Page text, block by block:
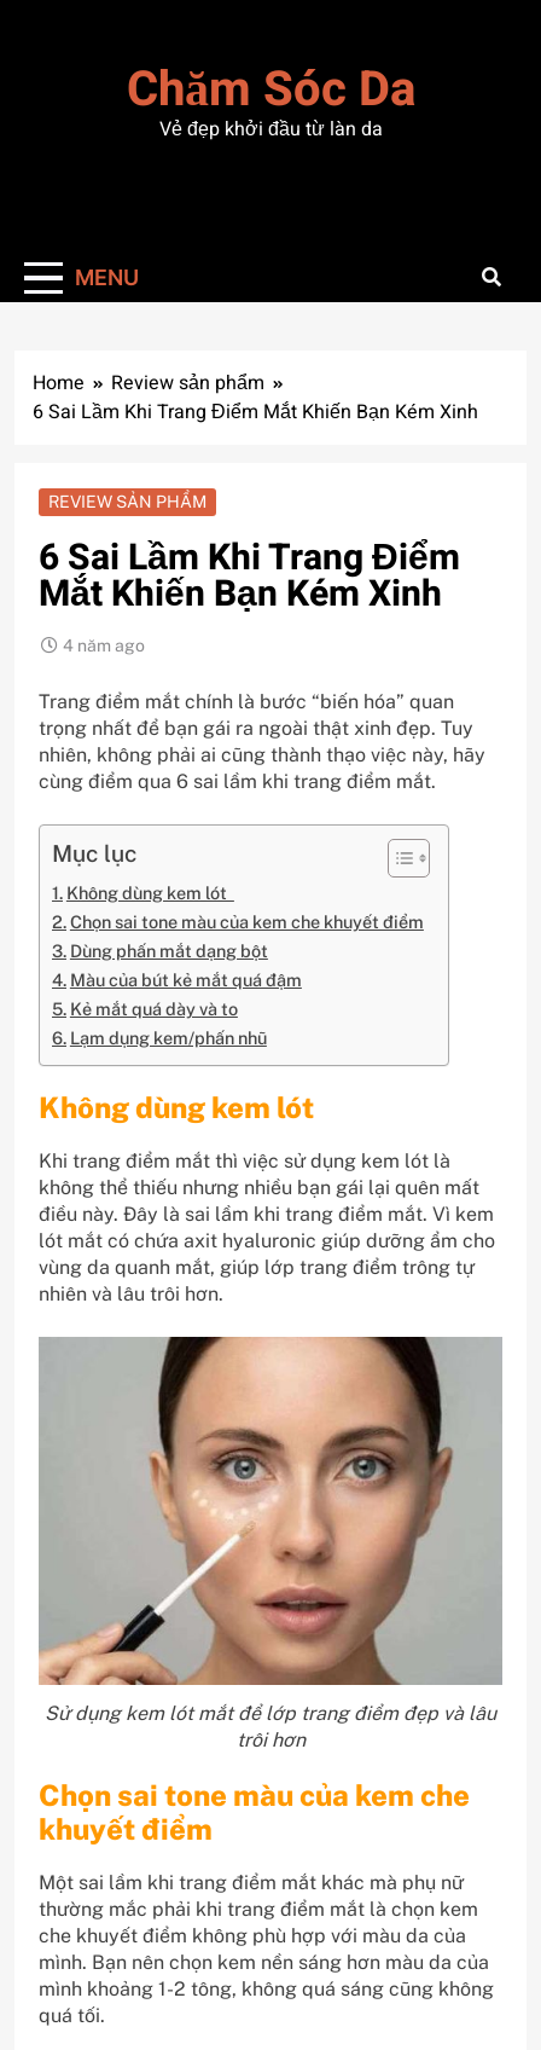
Chăm Sóc Da
Vẻ đẹp khởi đầu từ làn da
MENU
Home
Review sản phẩm
6 Sai Lầm Khi Trang Điểm Mắt Khiến Bạn Kém Xinh
REVIEW SẢN PHẨM
6 Sai Lầm Khi Trang Điểm
Mắt Khiến Bạn Kém Xinh
4 năm ago
Trang điểm mắt chính là bước “biến hóa” quan
trọng nhất để bạn gái ra ngoài thật xinh đẹp. Tuy
nhiên, không phải ai cũng thành thạo việc này, hãy
cùng điểm qua 6 sai lầm khi trang điểm mắt.
Mục lục
Không dùng kem lót
Chọn sai tone màu của kem che khuyết điểm
Dùng phấn mắt dạng bột
Màu của bút kẻ mắt quá đậm
Kẻ mắt quá dày và to
Lạm dụng kem/phấn nhũ
Không dùng kem lót
Khi trang điểm mắt thì việc sử dụng kem lót là
không thể thiếu nhưng nhiều bạn gái lại quên mất
điều này. Đây là sai lầm khi trang điểm mắt. Vì kem
lót mắt có chứa axit hyaluronic giúp dưỡng ẩm cho
vùng da quanh mắt, giúp lớp trang điểm trông tự
nhiên và lâu trôi hơn.
Sử dụng kem lót mắt để lớp trang điểm đẹp và lâu
trôi hơn
Chọn sai tone màu của kem che
khuyết điểm
Một sai lầm khi trang điểm mắt khác mà phụ nữ
thường mắc phải khi trang điểm mắt là chọn kem
che khuyết điểm không phù hợp với màu da của
mình. Bạn nên chọn kem nền sáng hơn màu da của
mình khoảng 1-2 tông, không quá sáng cũng không
quá tối.